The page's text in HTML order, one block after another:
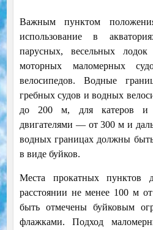
Важным пунктом
использование в
парусных, весельных
моторных маломерных
велосипедов. Водные
гребных судов и водных
до 200 м, для катеров и
двигателями — от 300 м и
водных границах должны
в виде буйков.
Места прокатных пунктов
расстоянии не менее 100 м
быть отмечены буйковым
флажками. Подход